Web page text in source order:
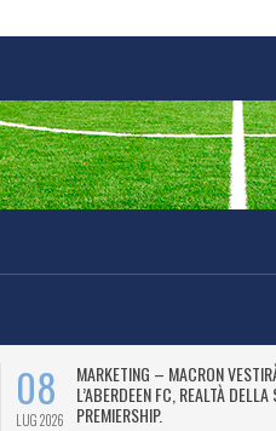
08
LUG 2026
MARKETING – MACRON
L’ABERDEEN FC, REALTÀ
PREMIERSHIP.